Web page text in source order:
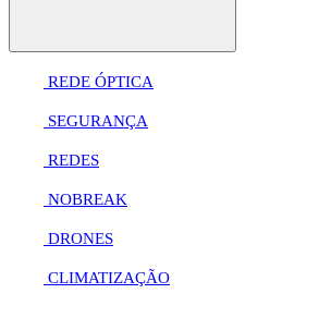
REDE ÓPTICA
SEGURANÇA
REDES
NOBREAK
DRONES
CLIMATIZAÇÃO